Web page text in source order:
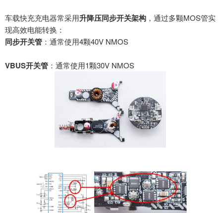
车载快充充电器常采用升降压同步开关架构 ，通过多颗MOS管实
现高效电能转换：
同步开关管 ：通常使用4颗40V NMOS
VBUS开关管 ：通常使用1颗30V NMOS